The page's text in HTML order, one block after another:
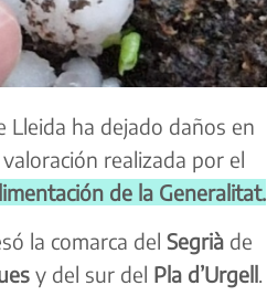
ha dejado daños en
realizada por el
de la Generalitat.
la comarca del Segriàde
y del sur del Pla d’Urgell.